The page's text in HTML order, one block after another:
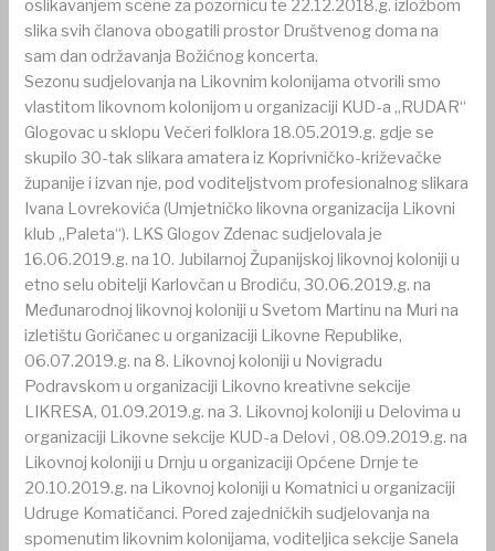
oslikavanjem scene za pozornicu te 22.12.2018.g. izložbom
slika svih članova obogatili prostor Društvenog doma na
sam dan održavanja Božićnog koncerta.
Sezonu sudjelovanja na Likovnim kolonijama otvorili smo
vlastitom likovnom kolonijom u organizaciji KUD-a „RUDAR“
Glogovac u sklopu Večeri folklora 18.05.2019.g. gdje se
skupilo 30-tak slikara amatera iz Koprivničko-križevačke
županije i izvan nje, pod voditeljstvom profesionalnog slikara
Ivana Lovrekovića (Umjetničko likovna organizacija Likovni
klub „Paleta“). LKS Glogov Zdenac sudjelovala je
16.06.2019.g. na 10. Jubilarnoj Županijskoj likovnoj koloniji u
etno selu obitelji Karlovčan u Brodiću, 30.06.2019.g. na
Međunarodnoj likovnoj koloniji u Svetom Martinu na Muri na
izletištu Goričanec u organizaciji Likovne Republike,
06.07.2019.g. na 8. Likovnoj koloniji u Novigradu
Podravskom u organizaciji Likovno kreativne sekcije
LIKRESA, 01.09.2019.g. na 3. Likovnoj koloniji u Delovima u
organizaciji Likovne sekcije KUD-a Delovi , 08.09.2019.g. na
Likovnoj koloniji u Drnju u organizaciji Općene Drnje te
20.10.2019.g. na Likovnoj koloniji u Komatnici u organizaciji
Udruge Komatičanci. Pored zajedničkih sudjelovanja na
spomenutim likovnim kolonijama, voditeljica sekcije Sanela